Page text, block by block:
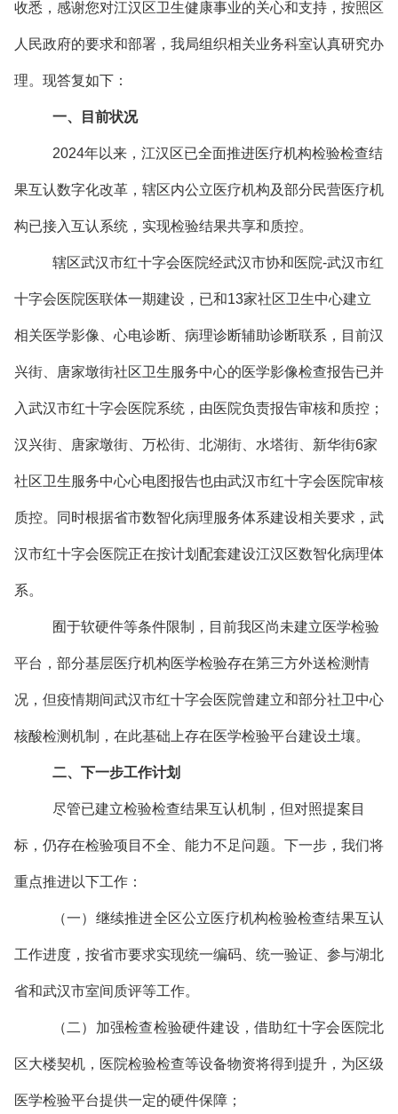
收悉，感谢您对江汉区卫生健康事业的关心和支持，按照区
人民政府的要求和部署，我局组织相关业务科室认真研究办
理。现答复如下：
一、目前状况
2024年以来，江汉区已全面推进医疗机构检验检查结
果互认数字化改革，辖区内公立医疗机构及部分民营医疗机
构已接入互认系统，实现检验结果共享和质控。
辖区武汉市红十字会医院经武汉市协和医院-武汉市红
十字会医院医联体一期建设，已和13家社区卫生中心建立
相关医学影像、心电诊断、病理诊断辅助诊断联系，目前汉
兴街、唐家墩街社区卫生服务中心的医学影像检查报告已并
入武汉市红十字会医院系统，由医院负责报告审核和质控；
汉兴街、唐家墩街、万松街、北湖街、水塔街、新华街6家
社区卫生服务中心心电图报告也由武汉市红十字会医院审核
质控。同时根据省市数智化病理服务体系建设相关要求，武
汉市红十字会医院正在按计划配套建设江汉区数智化病理体
系。
囿于软硬件等条件限制，目前我区尚未建立医学检验
平台，部分基层医疗机构医学检验存在第三方外送检测情
况，但疫情期间武汉市红十字会医院曾建立和部分社卫中心
核酸检测机制，在此基础上存在医学检验平台建设土壤。
二、下一步工作计划
尽管已建立检验检查结果互认机制，但对照提案目
标，仍存在检验项目不全、能力不足问题。下一步，我们将
重点推进以下工作：
（一）继续推进全区公立医疗机构检验检查结果互认
工作进度，按省市要求实现统一编码、统一验证、参与湖北
省和武汉市室间质评等工作。
（二）加强检查检验硬件建设，借助红十字会医院北
区大楼契机，医院检验检查等设备物资将得到提升，为区级
医学检验平台提供一定的硬件保障；